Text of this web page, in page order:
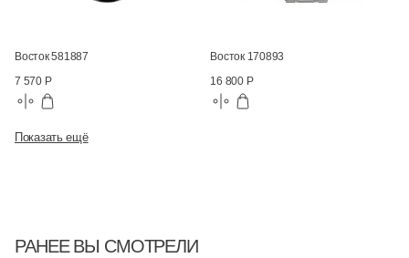
Восток 581887
7 570 Р
Восток 170893
16 800 Р
Показать ещё
РАНЕЕ ВЫ СМОТРЕЛИ